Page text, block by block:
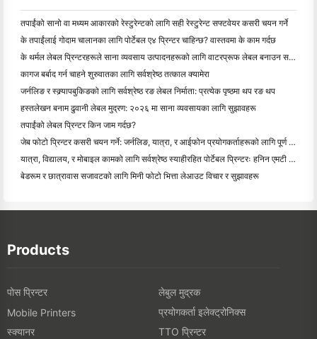
तपाईंको सानो वा मध्यम आकारको रेस्टुरेन्टको लागि सही रेस्टुरेन्ट सफ्टवेयर कसरी चयन गर्ने
के तपाईंलाई गोदाम चालानका लागि पोर्टेबल ए४ प्रिन्टर चाहिन्छ? वास्तवमा के काम गर्दछ
के थर्मल लेबल प्रिन्टरहरूले साना व्यवसाय उत्पादनहरूको लागि वाटरप्रूफ लेबल बनाउन सक्छन्?
कागज बर्बाद गर्न चाहने शुरुवातका लागि सर्वश्रेष्ठ तत्काल क्यामेरा
जर्नलिङ र स्क्र्यापबुकिङको लागि सर्वश्रेष्ठ रङ लेबल निर्माता: प्रत्येक पृष्ठमा थप रङ थप
हस्तलेखन बनाम ढुवानी लेबल मुद्रण: २०२६ मा साना व्यवसायका लागि सुझावहरू
तपाईंको लेबल प्रिन्टर किन जाम गर्दछ?
जेब फोटो प्रिन्टर कसरी चयन गर्ने: जर्नलिङ, यात्रा, र आईफोन प्रयोगकर्ताहरूको लागि पूर्ण गाइड
यात्रा, विद्यालय, र मोबाइल कामको लागि सर्वश्रेष्ठ स्याहीरहित पोर्टेबल प्रिन्टरः हनिन एमटी ६२० प्रो सम
बेडरूम र छात्रावास सजावटको लागि मिनी फोटो भित्ता लेआउट विचार र सुझावहरू
Products
पोस प्रिन्टर
लेबुल मुद्रक
Mobile Printers
प्रयोगकर्ता इलेक्ट्रोनिक्स
स्क्यानर
TTO प्रिन्टर